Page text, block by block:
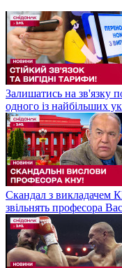
Залишатись на зв'язку
одного із найбільших
Скандал з викладачем
звільнять професора